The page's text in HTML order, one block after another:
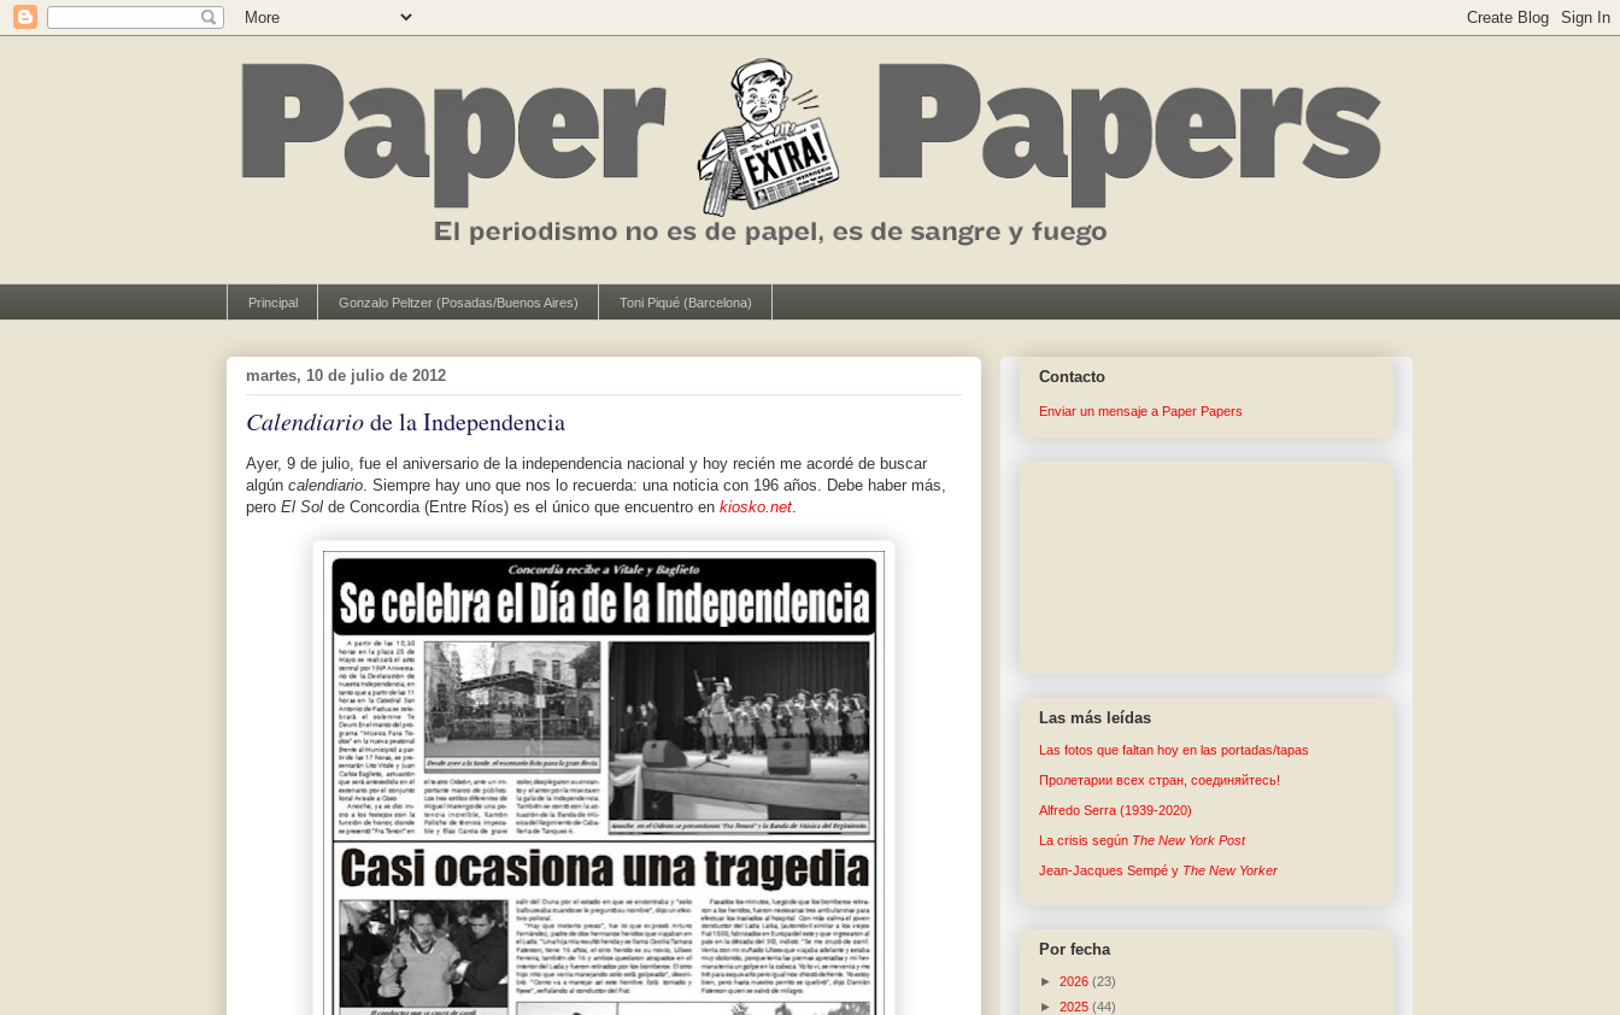
Principal Gonzalo Peltzer (Posadas/Buenos Aires) Toni Piqué (Barcelona)
martes, 10 de julio de 2012
Calendiariode la Independencia
Ayer, 9 de julio, fue el aniversario de la independencia nacional y hoy recién me acordé de buscar
algún calendiario. Siempre hay uno que nos lo recuerda: una noticia con 196 años. Debe haber más,
pero El Sol de Concordia (Entre Ríos) es el único que encuentro en kiosko.net.
Contacto
Enviar un mensaje a Paper Papers
Las más leídas
Las fotos que faltan hoy en las portadas/tapas
Пролетарии всех стран, соединяйтесь!
Alfredo Serra (1939-2020)
La crisis según The New York Post
Jean-Jacques Sempé y The New Yorker
Por fecha
► 2026 (23)
► 2025 (44)